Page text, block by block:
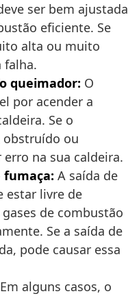
ser bem ajustada
eficiente. Se
alta ou muito
falha.
queimador: O
por acender a
Se o
obstruído ou
na sua caldeira.
fumaça: A saída de
estar livre de
de combustão
Se a saída de
pode causar essa
Em alguns casos, o